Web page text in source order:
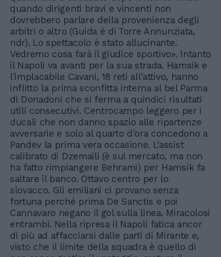
quando dirigenti bravi e vincenti non
dovrebbero parlare della provenienza degli
arbitri o altro (Guida è di Torre Annunziata,
ndr). Lo spettacolo è stato allucinante.
Vedremo cosa farà il giudice sportivo». Intanto
il Napoli va avanti per la sua strada. Hamsik e
l'implacabile Cavani, 18 reti all'attivo, hanno
inflitto la prima sconfitta interna al bel Parma
di Donadoni che si ferma a quindici risultati
utili consecutivi. Centrocampo leggero per i
ducali che non danno spazio alle ripartenze
avversarie e solo al quarto d'ora concedono a
Pandev la prima vera occasione. L'assist
calibrato di Dzemaili (è sul mercato, ma non
ha fatto rimpiangere Behrami) per Hamsik fa
saltare il banco. Ottavo centro per lo
slovacco. Gli emiliani ci provano senza
fortuna perché prima De Sanctis e poi
Cannavaro negano il gol sulla linea. Miracolosi
entrambi. Nella ripresa il Napoli fatica ancor
di più ad affacciarsi dalle parti di Mirante e,
visto che il limite della squadra è quello di